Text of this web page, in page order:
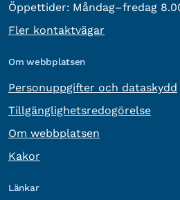
Öppettider: Måndag–fredag
Fler kontaktvägar
Om webbplatsen
Personuppgifter och dataskydd
Tillgänglighetsredogörelse
Om webbplatsen
Kakor
Länkar